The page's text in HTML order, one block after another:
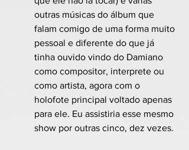
outras músicas do álbum que
falam comigo de uma forma muito
pessoal e diferente do que já
tinha ouvido vindo do Damiano
como compositor, interprete ou
como artista, agora com o
holofote principal voltado apenas
para ele. Eu assistiria esse mesmo
show por outras cinco, dez vezes.